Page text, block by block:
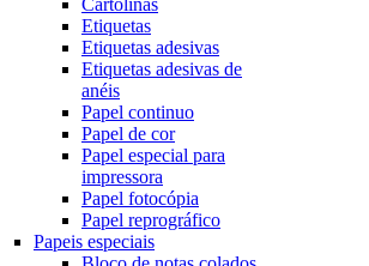
Cartolinas
Etiquetas
Etiquetas adesivas
Etiquetas adesivas de
anéis
Papel continuo
Papel de cor
Papel especial para
impressora
Papel fotocópia
Papel reprográfico
Papeis especiais